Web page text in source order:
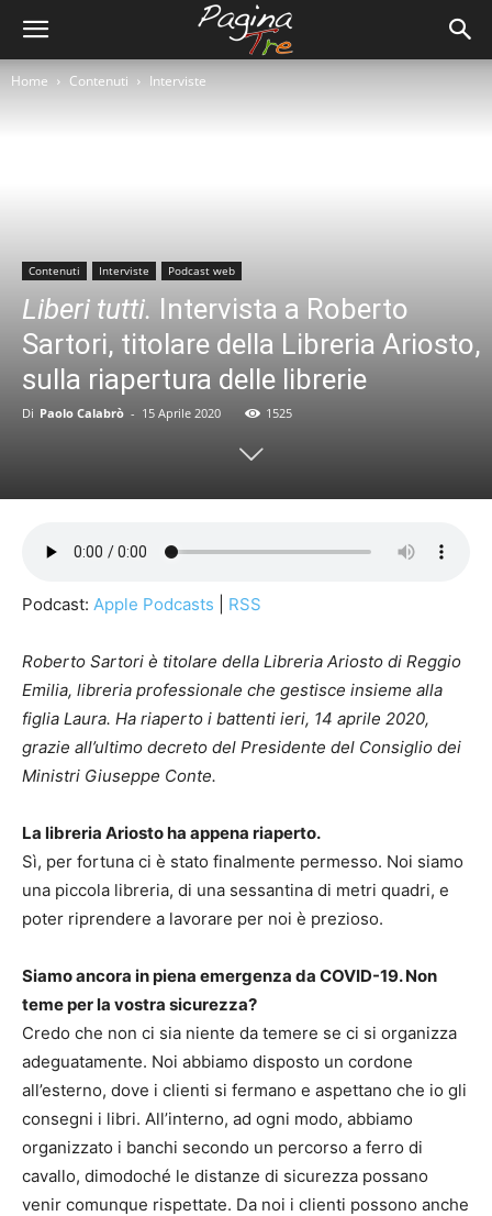
Home Contenuti Interviste
Contenuti Interviste Podcast web
Liberi tutti. Intervista a Roberto
Sartori, titolare della Libreria Ariosto,
sulla riapertura delle librerie
Di Paolo Calabrò - 15 Aprile 2020 1525
Podcast: Apple Podcasts RSS
Roberto Sartori è titolare della Libreria Ariosto di Reggio
Emilia, libreria professionale che gestisce insieme alla
figlia Laura. Ha riaperto i battenti ieri, 14 aprile 2020,
grazie all’ultimo decreto del Presidente del Consiglio dei
Ministri Giuseppe Conte.
La libreria Ariosto ha appena riaperto.
Sì, per fortuna ci è stato finalmente permesso. Noi siamo
una piccola libreria, di una sessantina di metri quadri, e
poter riprendere a lavorare per noi è prezioso.
Siamo ancora in piena emergenza da COVID-19. Non
teme per la vostra sicurezza?
Credo che non ci sia niente da temere se ci si organizza
adeguatamente. Noi abbiamo disposto un cordone
all’esterno, dove i clienti si fermano e aspettano che io gli
consegni i libri. All’interno, ad ogni modo, abbiamo
organizzato i banchi secondo un percorso a ferro di
cavallo, dimodoché le distanze di sicurezza possano
venir comunque rispettate. Da noi i clienti possono anche